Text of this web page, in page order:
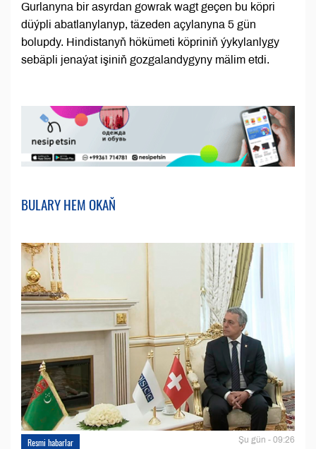
Gurlanyna bir asyrdan gowrak wagt geçen bu köpri
düýpli abatlanylanyp, täzeden açylanyna 5 gün
bolupdy. Hindistanyň hökümeti köpriniň ýykylanlygy
sebäpli jenaýat işiniň gozgalandygyny mälim etdi.
BULARY HEM OKAŇ
Resmi habarlar Şu gün - 09:26